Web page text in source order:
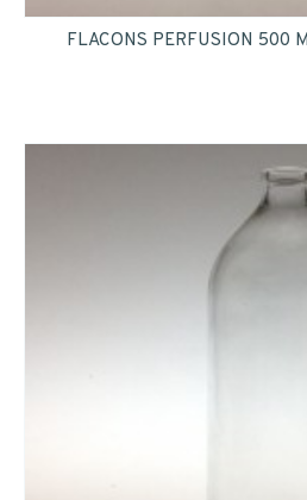
FLACONS PERFUSION 500